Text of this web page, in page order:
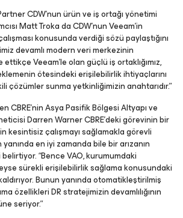
CDW’nun ürün ve iş ortağı yönetimi
Matt Troka da CDW’nun Veeam’in
konusunda verdiği sözü paylaştığını
devamlı modern veri merkezinin
Veeam’le olan güçlü iş ortaklığımız,
ötesindeki erişilebilirlik ihtiyaçlarını
çözümler sunma yetkinliğimizin anahtarıdır.”
CBRE’nin Asya Pasifik Bölgesi Altyapı ve
Darren Warner CBRE’deki görevinin bir
kesintisiz çalışmayı sağlamakla görevli
en iyi zamanda bile bir arızanın
“Bence VAO, kurumumdaki
sürekli erişilebilirlik sağlama konusundaki
Bunun yanında otomatikleştirilmiş
özellikleri DR stratejimizin devamlılığının
seriyor.”